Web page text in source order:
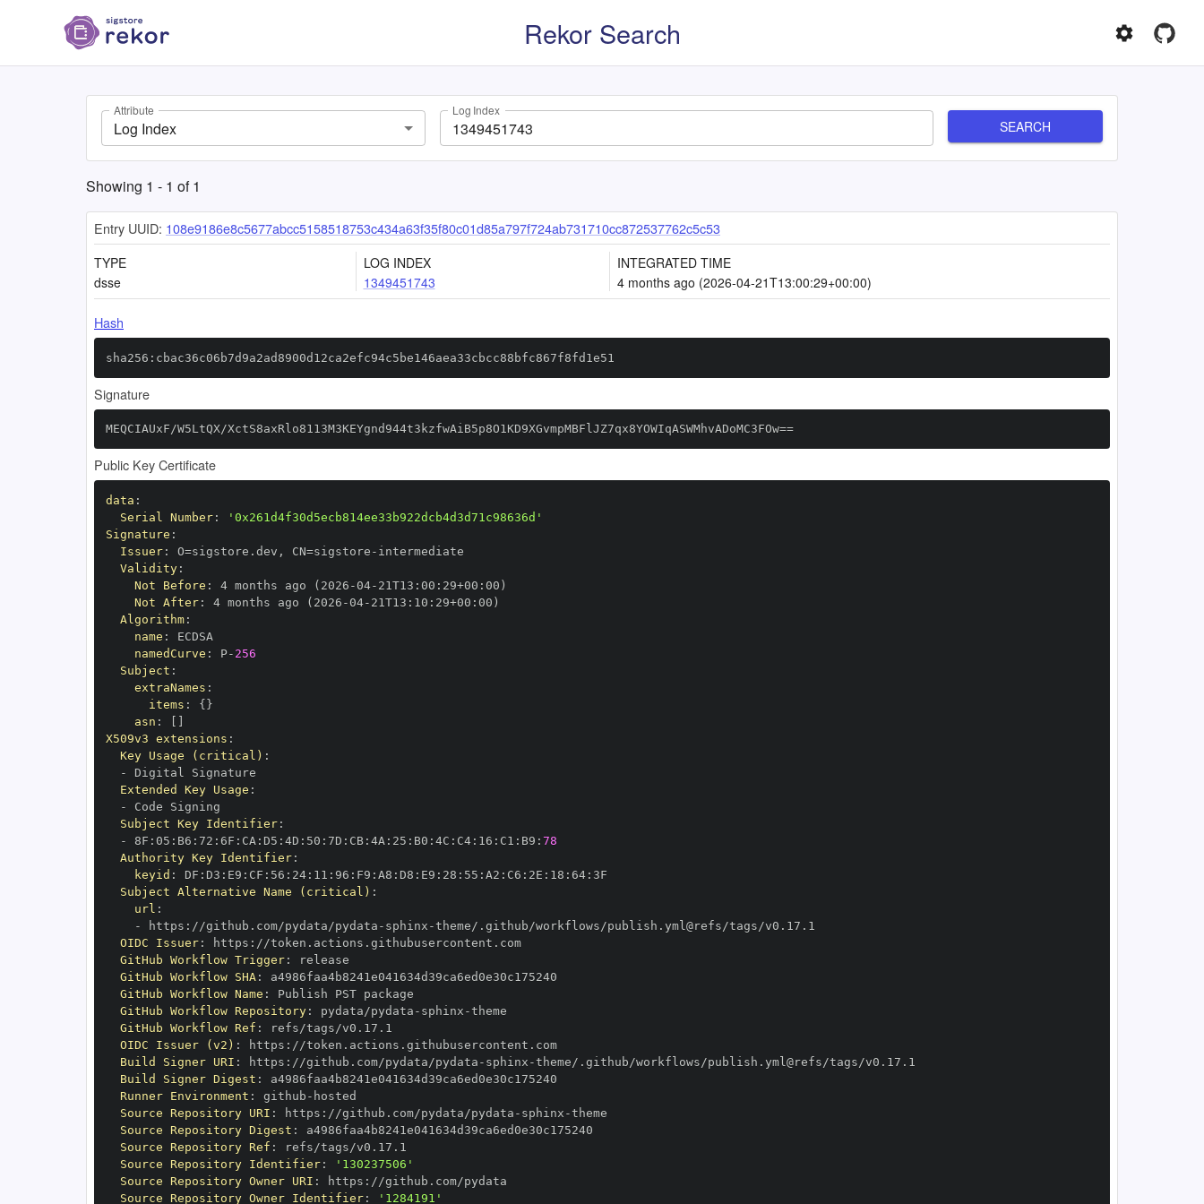
Rekor Search
Attribute
Log Index
Log Index
SEARCH
Showing 1 - 1 of1
Entry UUID: 108e9186e8c5677abcc5158518753c434a63f35f80c01d85a797f724ab731710cc872537762c5c53
TYPE
dsse
LOG INDEX
1349451743
INTEGRATED TIME
4 months ago (2026-04-21T13:00:29+00:00)
Hash
sha256:cbac36c06b7d9a2ad8900d12ca2efc94c5be146aea33cbcc88bfc867f8fd1e51
Signature
MEQCIAUxF/W5LtQX/XctS8axRlo8113M3KEYgnd944t3kzfwAiB5p8O1KD9XGvmpMBFlJZ7qx8YOWIqASWMhvADoMC3FOw==
Public Key Certificate
data :
Serial Number:
'0x261d4f30d5ecb814ee33b922dcb4d3d71c98636d'
Signature :
Issuer: O=sigstore.dev , CN=sigstore -
Validity:
Not Before : 4 months ago (2026 -04- 21T13 : 00 : 29+00 :
Not After: 4 months ago (2026 -04- 21T13 : 10 : 29+00 :
Algorithm:
name :
namedCurve : P- 256
Subject :
extraNames :
items : { }
asn :
X509v3 extensions :
Key Usage (critical) :
-
Extended Key Usage :
-
Subject Key Identifier:
-
8F : 05 : B6 : 72 : 6F : CA : D5 : 4D : 50 : 7D : CB: 4A : 25 : B0 : 4C : C4: 16 : C1 : B9 : 78
Authority Key Identifier:
keyid : DF : D3 : E9 : CF : 56 : 24: 11 : 96 : F9 : A8 : D8 : E9 : 28 : 55 : A2 : C6 : 2E : 18 : 64:
Subject Alternative Name (critical) :
url :
-
https : //github.com/pydata/pydata - sphinx -
OIDC Issuer: https :
//token.actions.githubusercontent.com
GitHub Workflow Trigger:
GitHub Workflow SHA:
GitHub Workflow Name :
GitHub Workflow Repository: pydata/pydata - sphinx -
GitHub Workflow Ref :
OIDC Issuer (v2) : https :
//token.actions.githubusercontent.com
Build Signer URI : https : //github.com/pydata/pydata - sphinx -
Build Signer Digest :
Runner Environment : github -
Source Repository URI : https : //github.com/pydata/pydata - sphinx -
Source Repository Digest :
Source Repository Ref :
Source Repository Identifier:
'130237506'
Source Repository Owner URI : https :
Source Repository Owner Identifier: '1284191'